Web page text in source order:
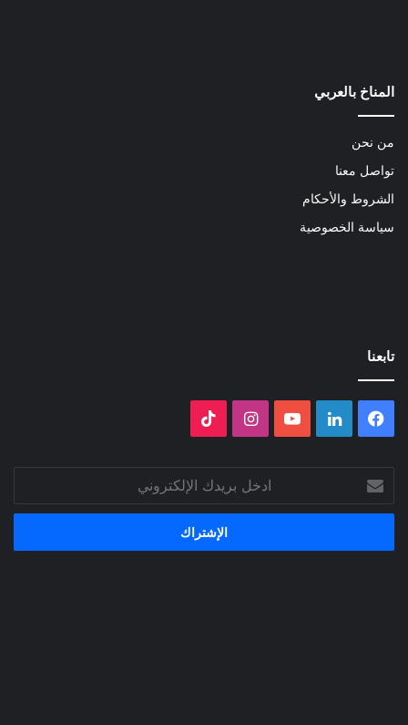
المناخ بالعربي
من نحن
تواصل معنا
الشروط والأحكام
سياسة الخصوصية
تابعنا
فيسبوك لينكدإن ‫YouTubeانستقرام
ادخل
بريدك
الإلكتروني